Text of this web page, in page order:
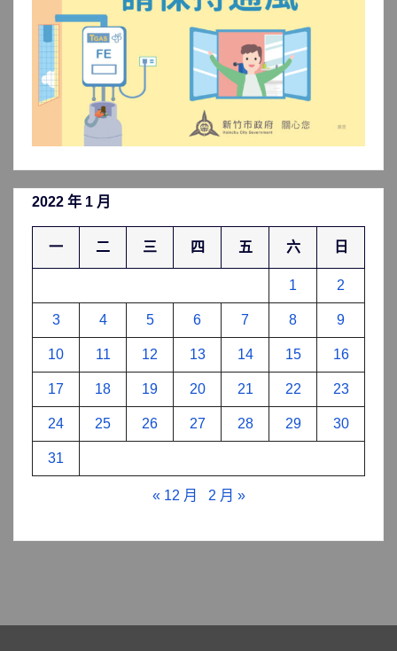
2022 年 1 月
一 二 三 四 五 六 日
1 2
3 4 5 6 7 8 9
10 11 12 13 14 15 16
17 18 19 20 21 22 23
24 25 26 27 28 29 30
31
« 12 月 2 月 »